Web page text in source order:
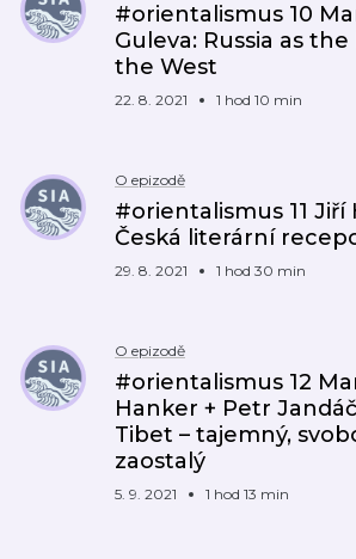
#orientalismus 10
Guleva: Russia as the
the West
22. 8. 2021 1 hod 10 min
O epizodě
#orientalismus 11 Jiří
Česká literární
29. 8. 2021 1 hod 30 min
O epizodě
#orientalismus 12
Hanker + Petr
Tibet – tajemný,
zaostalý
5. 9. 2021 1 hod 13 min